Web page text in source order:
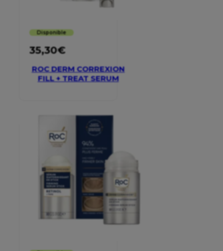
Disponible
35,30€
ROC DERM CORREXION
FILL + TREAT SERUM